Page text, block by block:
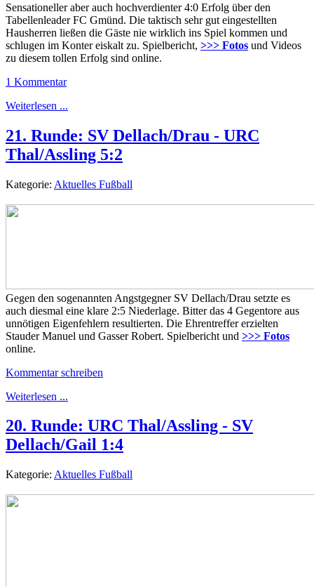
Sensationeller aber auch hochverdienter 4:0 Erfolg über den
Tabellenleader FC Gmünd. Die taktisch sehr gut eingestellten
Hausherren ließen die Gäste nie wirklich ins Spiel kommen und
schlugen im Konter eiskalt zu. Spielbericht, >>> Fotos und Videos
zu diesem tollen Erfolg sind online.
1 Kommentar
Weiterlesen ...
21. Runde: SV Dellach/Drau - URC
Thal/Assling 5:2
Kategorie: Aktuelles Fußball
Gegen den sogenannten Angstgegner SV Dellach/Drau setzte es
auch diesmal eine klare 2:5 Niederlage. Bitter das 4 Gegentore aus
unnötigen Eigenfehlern resultierten. Die Ehrentreffer erzielten
Stauder Manuel und Gasser Robert. Spielbericht und >>> Fotos
online.
Kommentar schreiben
Weiterlesen ...
20. Runde: URC Thal/Assling - SV
Dellach/Gail 1:4
Kategorie: Aktuelles Fußball